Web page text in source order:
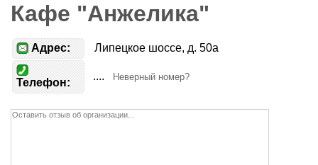
Кафе "Анжелика"
Адрес: Липецкое шоссе, д. 50а
Телефон:
.... Неверный номер?